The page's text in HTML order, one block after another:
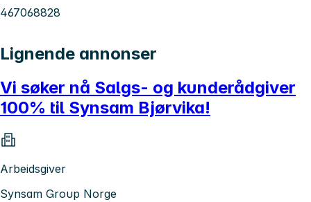
467068828
Lignende annonser
Vi søker nå Salgs- og kunderådgiver
100% til Synsam Bjørvika!
Arbeidsgiver
Synsam Group Norge